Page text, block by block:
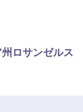
ロサンゼルス